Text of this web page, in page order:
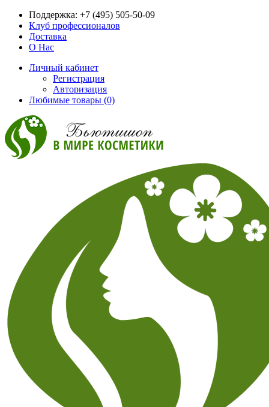
Поддержка: +7 (495) 505-50-09
Клуб профессионалов
Доставка
О Нас
Личный кабинет
Регистрация
Авторизация
Любимые товары (0)